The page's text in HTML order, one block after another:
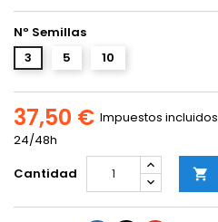
Nº Semillas
3
5 10
37,50 € Impuestos incluidos
24/48h
Cantidad
